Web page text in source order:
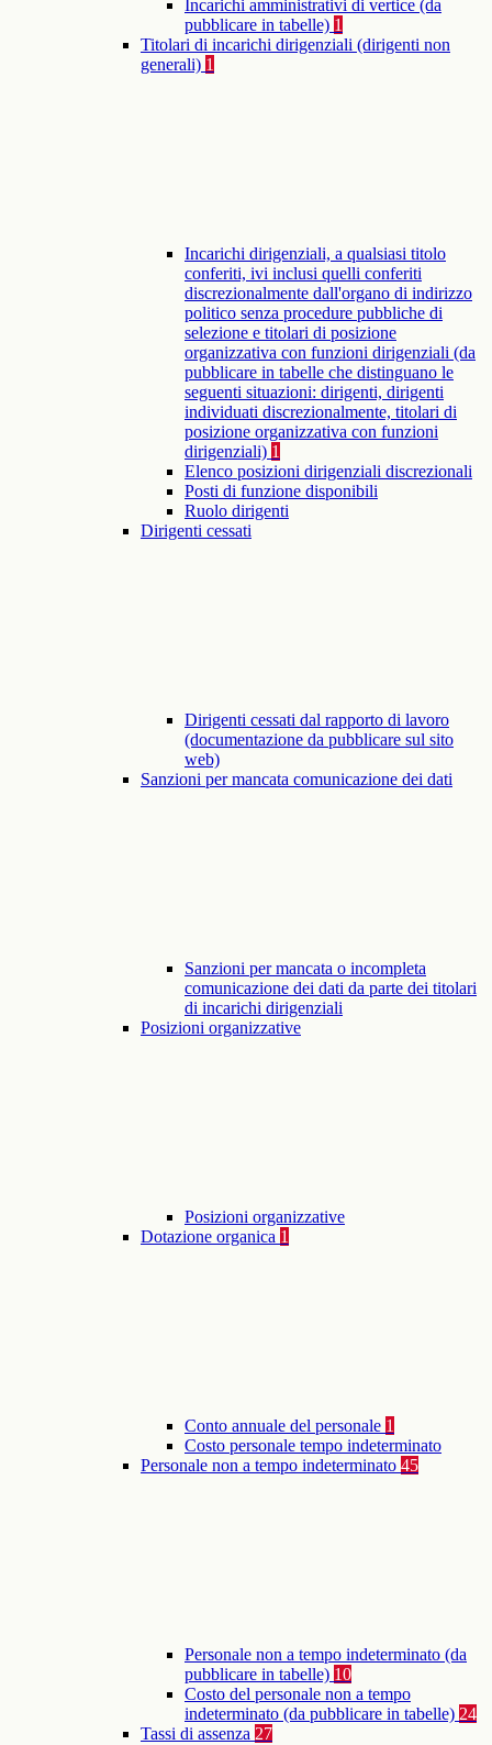
Incarichi amministrativi di vertice (da
pubblicare in tabelle) 1
Titolari di incarichi dirigenziali (dirigenti non
generali) 1
Incarichi dirigenziali, a qualsiasi titolo
conferiti, ivi inclusi quelli conferiti
discrezionalmente dall'organo di indirizzo
politico senza procedure pubbliche di
selezione e titolari di posizione
organizzativa con funzioni dirigenziali (da
pubblicare in tabelle che distinguano le
seguenti situazioni: dirigenti, dirigenti
individuati discrezionalmente, titolari di
posizione organizzativa con funzioni
dirigenziali) 1
Elenco posizioni dirigenziali discrezionali
Posti di funzione disponibili
Ruolo dirigenti
Dirigenti cessati
Dirigenti cessati dal rapporto di lavoro
(documentazione da pubblicare sul sito
web)
Sanzioni per mancata comunicazione dei dati
Sanzioni per mancata o incompleta
comunicazione dei dati da parte dei titolari
di incarichi dirigenziali
Posizioni organizzative
Posizioni organizzative
Dotazione organica 1
Conto annuale del personale 1
Costo personale tempo indeterminato
Personale non a tempo indeterminato 45
Personale non a tempo indeterminato (da
pubblicare in tabelle) 10
Costo del personale non a tempo
indeterminato (da pubblicare in tabelle) 24
Tassi di assenza 27